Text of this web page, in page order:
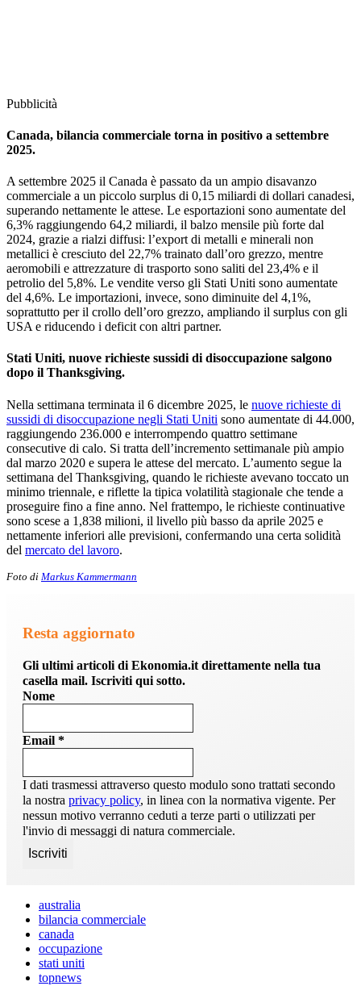
Pubblicità
Canada, bilancia commerciale torna in positivo a settembre
2025.
A settembre 2025 il Canada è passato da un ampio disavanzo
commerciale a un piccolo surplus di 0,15 miliardi di dollari canadesi,
superando nettamente le attese. Le esportazioni sono aumentate del
6,3% raggiungendo 64,2 miliardi, il balzo mensile più forte dal
2024, grazie a rialzi diffusi: l’export di metalli e minerali non
metallici è cresciuto del 22,7% trainato dall’oro grezzo, mentre
aeromobili e attrezzature di trasporto sono saliti del 23,4% e il
petrolio del 5,8%. Le vendite verso gli Stati Uniti sono aumentate
del 4,6%. Le importazioni, invece, sono diminuite del 4,1%,
soprattutto per il crollo dell’oro grezzo, ampliando il surplus con gli
USA e riducendo i deficit con altri partner.
Stati Uniti, nuove richieste sussidi di disoccupazione salgono
dopo il Thanksgiving.
Nella settimana terminata il 6 dicembre 2025, le nuove richieste di
sussidi di disoccupazione negli Stati Uniti sono aumentate di 44.000,
raggiungendo 236.000 e interrompendo quattro settimane
consecutive di calo. Si tratta dell’incremento settimanale più ampio
dal marzo 2020 e supera le attese del mercato. L’aumento segue la
settimana del Thanksgiving, quando le richieste avevano toccato un
minimo triennale, e riflette la tipica volatilità stagionale che tende a
proseguire fino a fine anno. Nel frattempo, le richieste continuative
sono scese a 1,838 milioni, il livello più basso da aprile 2025 e
nettamente inferiori alle previsioni, confermando una certa solidità
del mercato del lavoro.
Foto di Markus Kammermann
Resta aggiornato
Gli ultimi articoli di Ekonomia.it direttamente nella tua
casella mail. Iscriviti qui sotto.
Nome
Email *
I dati trasmessi attraverso questo modulo sono trattati secondo
la nostra privacy policy, in linea con la normativa vigente. Per
nessun motivo verranno ceduti a terze parti o utilizzati per
l'invio di messaggi di natura commerciale.
australia
bilancia commerciale
canada
occupazione
stati uniti
topnews